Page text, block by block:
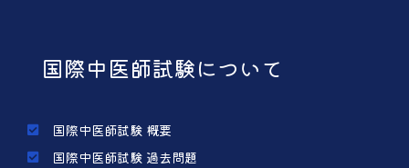
国際中医師試験について
国際中医師試験 概要
国際中医師試験 過去問題